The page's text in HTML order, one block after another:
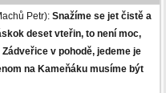
Petr): Snažíme se jet čistě a
deset vteřin, to není moc,
v pohodě, jedeme je
na Kameňáku musíme být